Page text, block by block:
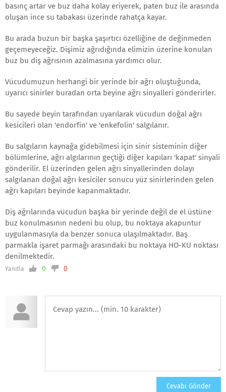
basınç artar ve buz daha kolay eriyerek, paten buz ile arasında
oluşan ince su tabakası üzerinde rahatça kayar.
Bu arada buzun bir başka şaşırtıcı özelliğine de değinmeden
geçemeyeceğiz. Dişimiz ağrıdığında elimizin üzerine konulan
buz bu diş ağrısının azalmasına yardımcı olur.
Vücudumuzun herhangi bir yerinde bir ağrı oluştuğunda,
uyarıcı sinirler buradan orta beyine ağrı sinyalleri gönderirler.
Bu sayede beyin tarafından uyarılarak vücudun doğal ağrı
kesicileri olan 'endorfin' ve 'enkefolin' salgılanır.
Bu salgıların kaynağa gidebilmesi için sinir sisteminin diğer
bölümlerine, ağrı algılarının geçtiği diğer kapıları 'kapat' sinyali
gönderilir. El üzerinden gelen ağrı sinyallerinden dolayı
salgılanan doğal ağrı kesiciler sonucu yüz sinirlerinden gelen
ağrı kapıları beyinde kapanmaktadır.
Diş ağrılarında vücudun başka bir yerinde değil de el üstüne
buz konulmasının nedeni bu olup, bu noktaya akapuntur
uygulanmasıyla da benzer sonuca ulaşılmaktadır. Baş
parmakla işaret parmağı arasındaki bu noktaya HO-KU noktası
denilmektedir.
Yanıtla 0 0